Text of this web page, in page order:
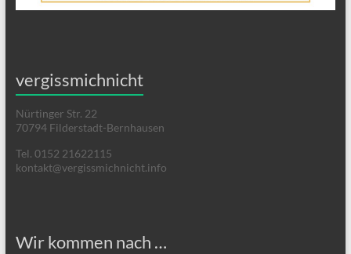
vergissmichnicht
Nürtinger Str. 22
70794 Filderstadt-Bernhausen
Tel. 0152 21622115
kontakt@vergissmichnicht.info
Wir kommen nach …